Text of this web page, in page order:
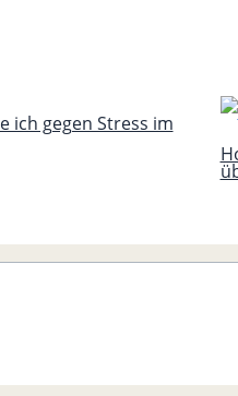
ich gegen Stress im